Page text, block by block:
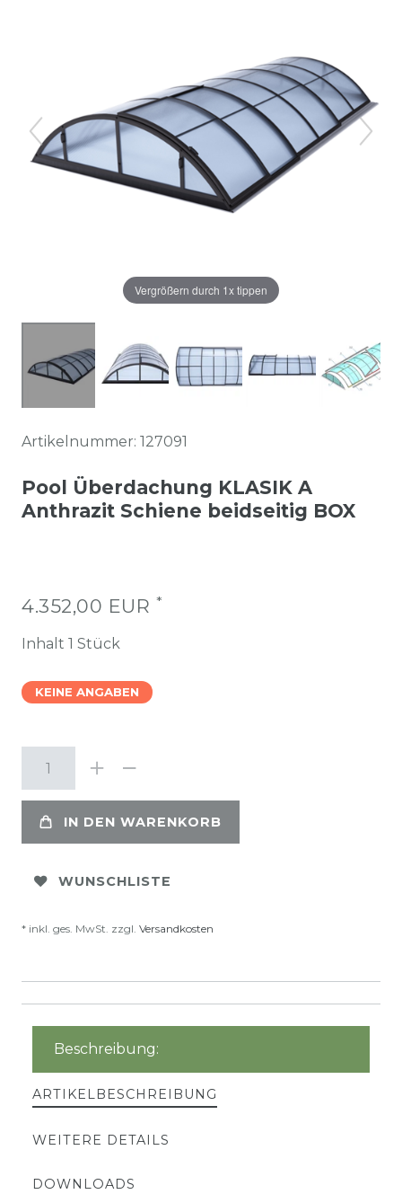
Vergrößern durch 1x tippen
Artikelnummer: 127091
Pool Überdachung KLASIK A
Anthrazit Schiene beidseitig BOX
4.352,00 EUR *
Inhalt 1 Stück
KEINE ANGABEN
IN DEN WARENKORB
WUNSCHLISTE
* inkl. ges. MwSt. zzgl. Versandkosten
Beschreibung:
ARTIKELBESCHREIBUNG
WEITERE DETAILS
DOWNLOADS